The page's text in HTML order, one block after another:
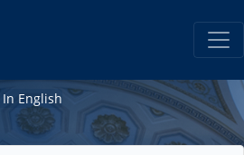
In English